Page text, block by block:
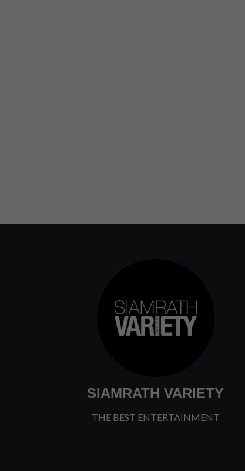
SIAMRATH VARIETY
THE BEST ENTERTAINMENT